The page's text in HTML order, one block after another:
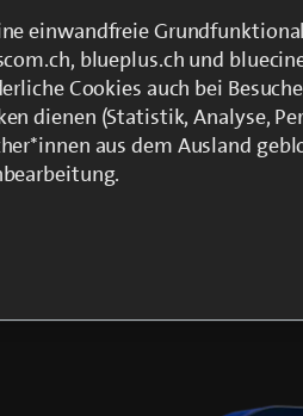
Weitere
einwandfreie
blueplus.ch und
Cookies auch bei
dienen (Statistik, Analyse,
aus dem Ausland